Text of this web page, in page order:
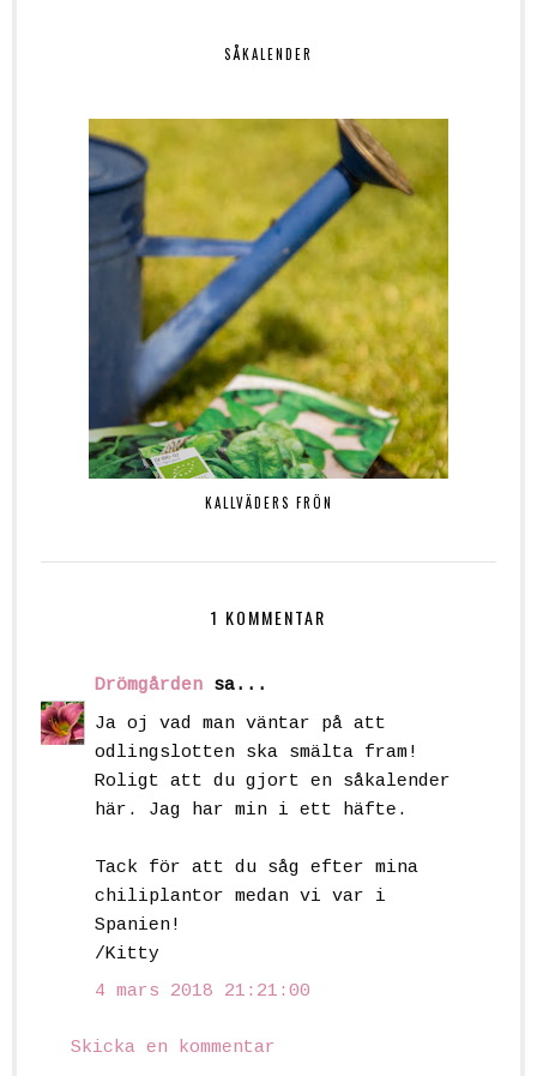
SÅKALENDER
KALLVÄDERS FRÖN
1 KOMMENTAR
Drömgården sa...
Ja oj vad man väntar på att
odlingslotten ska smälta fram!
Roligt att du gjort en såkalender
här. Jag har min i ett häfte.
Tack för att du såg efter mina
chiliplantor medan vi var i
Spanien!
/Kitty
4 mars 2018 21:21:00
Skicka en kommentar